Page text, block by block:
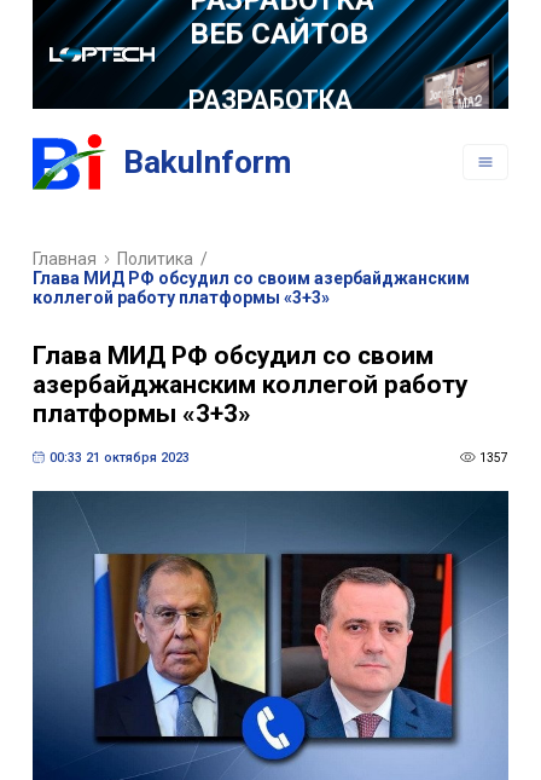
РАЗРАБОТКА
МОБИЛЬНЫХ
BakuInform
Главная Политика /
Глава МИД РФ обсудил со своим азербайджанским
коллегой работу платформы «3+3»
Глава МИД РФ обсудил со своим
азербайджанским коллегой работу
платформы «3+3»
00:33 21 октября 2023 1357